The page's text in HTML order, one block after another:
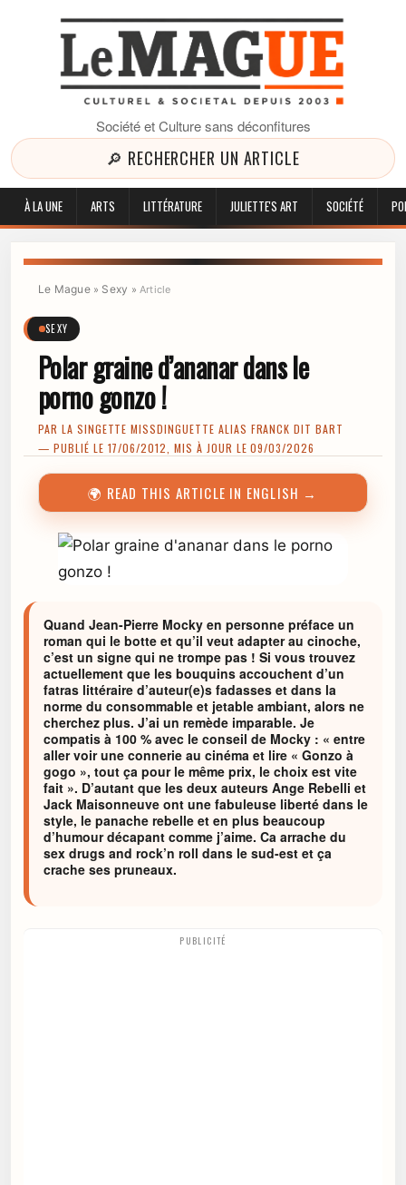
Société et Culture sans déconfitures
🔎 RECHERCHER UN ARTICLE
À LA UNE ARTS LITTÉRATURE JULIETTE'S ART SOCIÉTÉ
Le Mague» Sexy » Article
SEXY
Polar graine d’ananar dans le
porno gonzo !
PAR LA SINGETTE MISSDINGUETTE ALIAS FRANCK DIT BART
— PUBLIÉ LE 17/06/2012, MIS À JOUR LE 09/03/2026
🌍 READ THIS ARTICLE IN ENGLISH →
Quand Jean-Pierre Mocky en personne préface un
roman qui le botte et qu’il veut adapter au cinoche,
c’est un signe qui ne trompe pas ! Si vous trouvez
actuellement que les bouquins accouchent d’un
fatras littéraire d’auteur(e)s fadasses et dans la
norme du consommable et jetable ambiant, alors ne
cherchez plus. J’ai un remède imparable. Je
compatis à 100 % avec le conseil de Mocky : « entre
aller voir une connerie au cinéma et lire « Gonzo à
gogo », tout ça pour le même prix, le choix est vite
fait ». D’autant que les deux auteurs Ange Rebelli et
Jack Maisonneuve ont une fabuleuse liberté dans le
style, le panache rebelle et en plus beaucoup
d’humour décapant comme j’aime. Ca arrache du
sex drugs and rock’n roll dans le sud-est et ça
crache ses pruneaux.
PUBLICITÉ